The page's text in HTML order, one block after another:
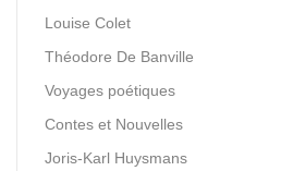
Louise Colet
Théodore De Banville
Voyages poétiques
Contes et Nouvelles
Joris-Karl Huysmans